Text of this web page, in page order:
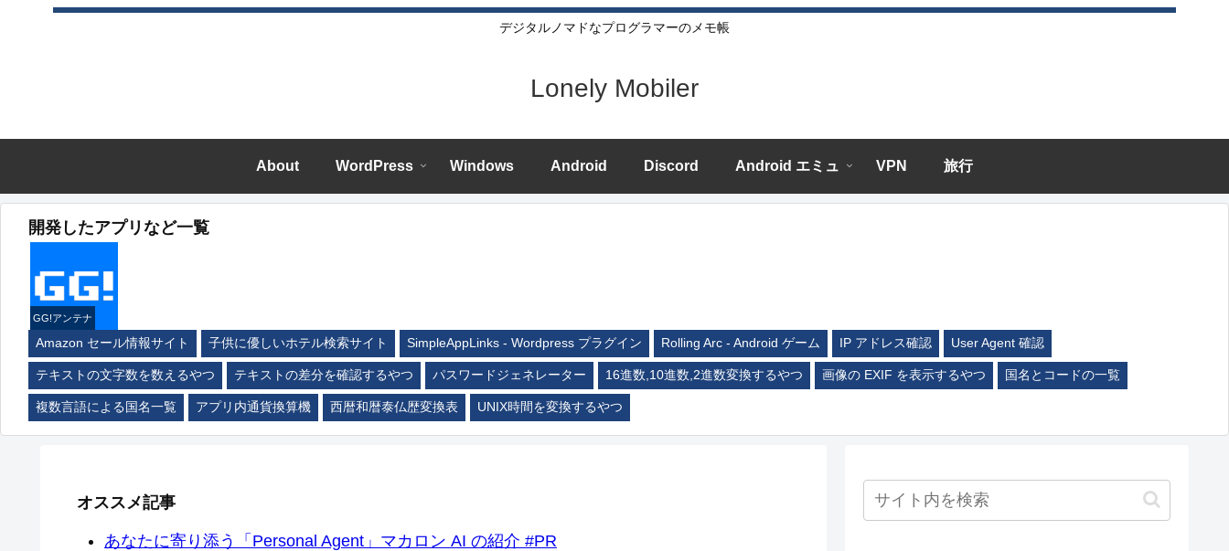
デジタルノマドなプログラマーのメモ帳
Lonely Mobiler
About WordPress Windows Android Discord Android エミュ VPN 旅行
開発したアプリなど一覧
GG!アンテナ
Amazon セール情報サイト 子供に優しいホテル検索サイト SimpleAppLinks - Wordpress プラグイン Rolling Arc - Android ゲーム IP アドレス確認 User Agent 確認
テキストの文字数を数えるやつ テキストの差分を確認するやつ パスワードジェネレーター 16進数,10進数,2進数変換するやつ 画像の EXIF を表示するやつ 国名とコードの一覧
複数言語による国名一覧 アプリ内通貨換算機 西暦和暦泰仏歴変換表 UNIX時間を変換するやつ
オススメ記事
あなたに寄り添う「Personal Agent」マカロン AI の紹介 #PR